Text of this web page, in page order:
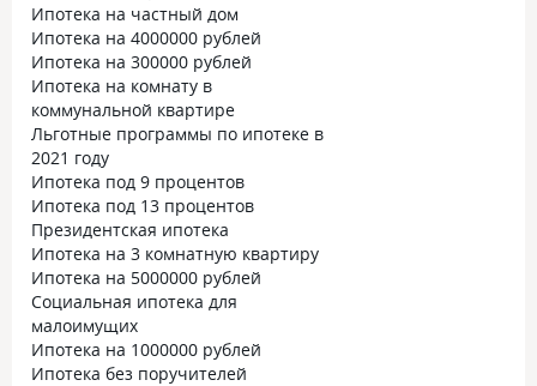
Ипотека на частный дом
Ипотека на 4000000 рублей
Ипотека на 300000 рублей
Ипотека на комнату в
коммунальной квартире
Льготные программы по ипотеке в
2021 году
Ипотека под 9 процентов
Ипотека под 13 процентов
Президентская ипотека
Ипотека на 3 комнатную квартиру
Ипотека на 5000000 рублей
Социальная ипотека для
малоимущих
Ипотека на 1000000 рублей
Ипотека без поручителей